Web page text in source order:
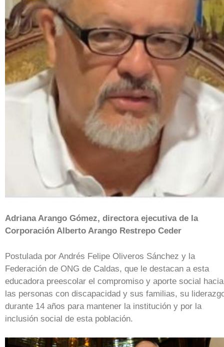
Adriana Arango Gómez, directora ejecutiva de la
Corporación Alberto Arango Restrepo Ceder
Postulada por Andrés Felipe Oliveros Sánchez y la
Federación de ONG de Caldas, que le destacan a esta
educadora preescolar el compromiso y aporte social hacia
las personas con discapacidad y sus familias, su
durante 14 años para mantener la institución y por la
inclusión social de esta población.